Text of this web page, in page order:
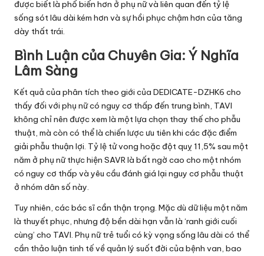
được biết là phổ biến hơn ở phụ nữ và liên quan đến tỷ lệ
sống sót lâu dài kém hơn và sự hồi phục chậm hơn của tăng
dày thất trái.
Bình Luận của Chuyên Gia: Ý Nghĩa
Lâm Sàng
Kết quả của phân tích theo giới của DEDICATE-DZHK6 cho
thấy đối với phụ nữ có nguy cơ thấp đến trung bình, TAVI
không chỉ nên được xem là một lựa chọn thay thế cho phẫu
thuật, mà còn có thể là chiến lược ưu tiên khi các đặc điểm
giải phẫu thuận lợi. Tỷ lệ tử vong hoặc đột quỵ 11,5% sau một
năm ở phụ nữ thực hiện SAVR là bất ngờ cao cho một nhóm
có nguy cơ thấp và yêu cầu đánh giá lại nguy cơ phẫu thuật
ở nhóm dân số này.
Tuy nhiên, các bác sĩ cần thận trọng. Mặc dù dữ liệu một năm
là thuyết phục, nhưng độ bền dài hạn vẫn là ‘ranh giới cuối
cùng’ cho TAVI. Phụ nữ trẻ tuổi có kỳ vọng sống lâu dài có thể
cần thảo luận tinh tế về quản lý suốt đời của bệnh van, bao